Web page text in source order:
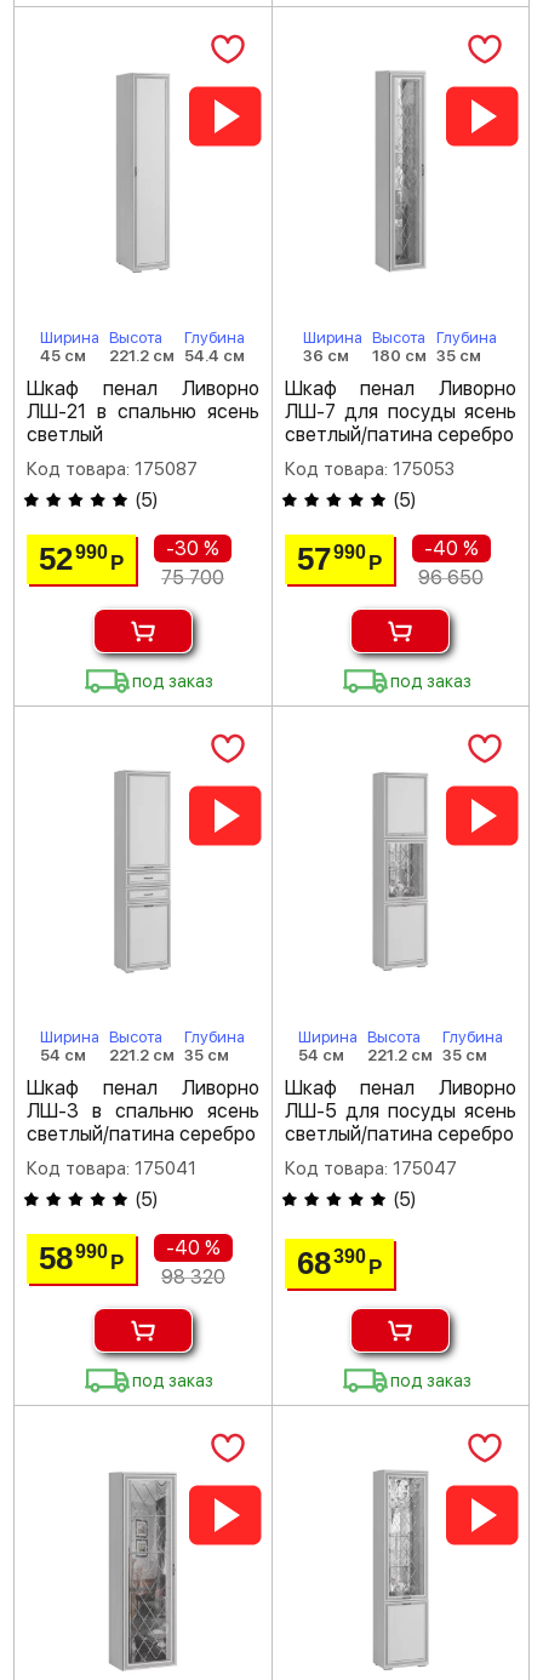
Ширина
45 см
Высота
221.2 см
Глубина
54.4 см
Шкаф пенал Ливорно
ЛШ-21 в спальню ясень
светлый
Код товара: 175087
(5)
52990Р
-30 %
75 700
под заказ
Ширина
36 см
Высота
180 см
Глубина
35 см
Шкаф пенал Ливорно
ЛШ-7 для посуды ясень
светлый/патина серебро
Код товара: 175053
(5)
57990 Р
-40 %
96 650
под заказ
Ширина
54 см
Высота
221.2 см
Глубина
35 см
Шкаф пенал Ливорно
ЛШ-3 в спальню ясень
светлый/патина серебро
Код товара: 175041
(5)
58990Р
-40 %
98 320
под заказ
Ширина
54 см
Высота
221.2 см
Глубина
35 см
Шкаф пенал Ливорно
ЛШ-5 для посуды ясень
светлый/патина серебро
Код товара: 175047
(5)
68390 Р
под заказ